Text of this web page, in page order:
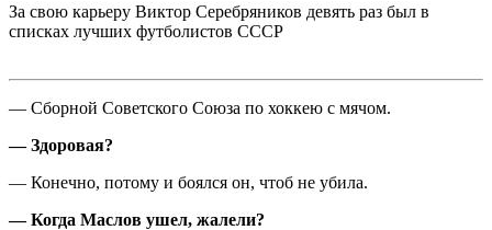
За свою карьеру Виктор Серебряников девять раз был в
списках лучших футболистов СССР
— Сборной Советского Союза по хоккею с мячом.
— Здоровая?
— Конечно, потому и боялся он, чтоб не убила.
— Когда Маслов ушел, жалели?